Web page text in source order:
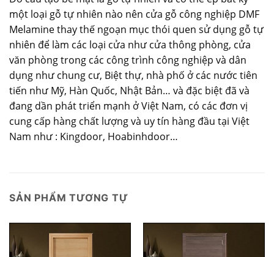
một loại gỗ tự nhiên nào nên cửa gỗ công nghiệp DMF
Melamine thay thế ngoạn mục thói quen sử dụng gỗ tự
nhiên để làm các loại cửa như cửa thông phòng, cửa
văn phòng trong các công trình công nghiệp và dân
dụng như chung cư, Biệt thự, nhà phố ở các nước tiên
tiến như Mỹ, Hàn Quốc, Nhật Bản… và đặc biệt đã và
đang dần phát triển mạnh ở Việt Nam, có các đơn vị
cung cấp hàng chất lượng và uy tín hàng đầu tại Việt
Nam như : Kingdoor, Hoabinhdoor…
SẢN PHẨM TƯƠNG TỰ